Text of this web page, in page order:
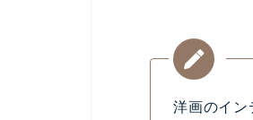
洋画のイン